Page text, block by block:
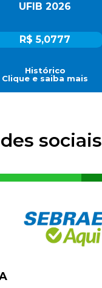
UFIB 2026
R$ 5,0777
Histórico
Clique e saiba mais
sociais